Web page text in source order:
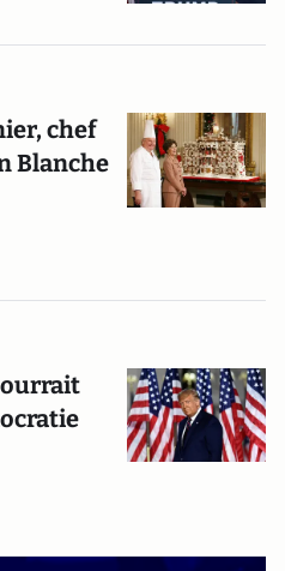
chef
Blanche